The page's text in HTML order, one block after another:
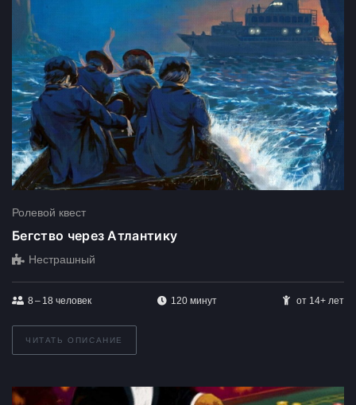
Ролевой квест
Бегство через Атлантику
Нестрашный
8 – 18 человек 120 минут от 14+ лет
ЧИТАТЬ ОПИСАНИЕ